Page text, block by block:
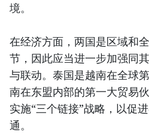
境。
在经济方面，两国是区域和
节，因此应当进一步加强同
与联动。泰国是越南在全球
南在东盟内部的第一大贸易
实施“三个链接”战略，以促
通。